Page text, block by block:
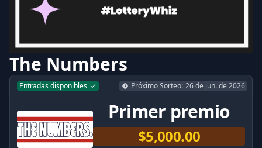
The Numbers
Entradas disponibles Próximo Sorteo: 26 de jun. de 2026
Primer premio
$5,000.00